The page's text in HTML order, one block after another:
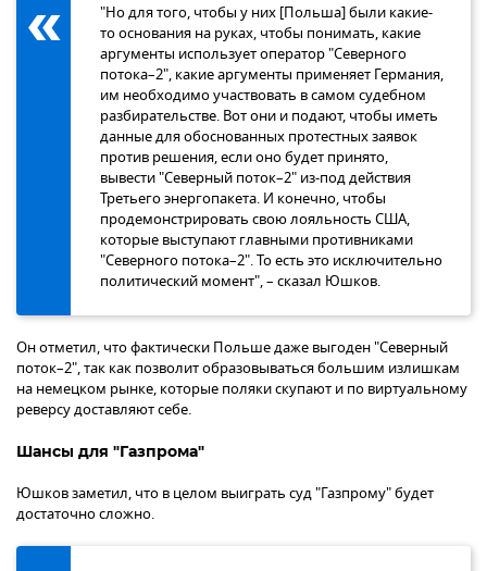
"Но для того, чтобы у них [Польша] были какие-
то основания на руках, чтобы понимать, какие
аргументы использует оператор "Северного
потока–2", какие аргументы применяет Германия,
им необходимо участвовать в самом судебном
разбирательстве. Вот они и подают, чтобы иметь
данные для обоснованных протестных заявок
против решения, если оно будет принято,
вывести "Северный поток–2" из-под действия
Третьего энергопакета. И конечно, чтобы
продемонстрировать свою лояльность США,
которые выступают главными противниками
"Северного потока–2". То есть это исключительно
политический момент", – сказал Юшков.
Он отметил, что фактически Польше даже выгоден "Северный
поток–2", так как позволит образовываться большим излишкам
на немецком рынке, которые поляки скупают и по виртуальному
реверсу доставляют себе.
Шансы для "Газпрома"
Юшков заметил, что в целом выиграть суд "Газпрому" будет
достаточно сложно.